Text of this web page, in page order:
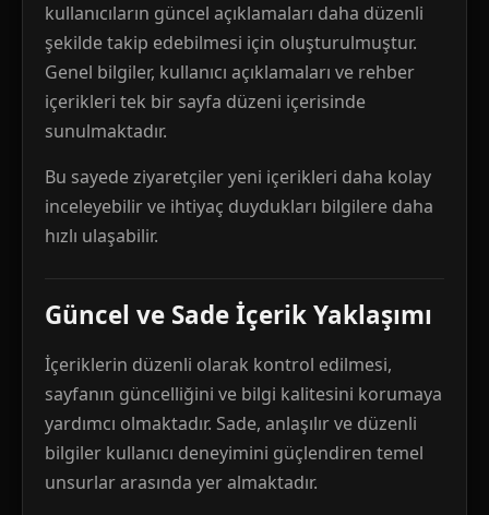
kullanıcıların güncel açıklamaları daha düzenli
şekilde takip edebilmesi için oluşturulmuştur.
Genel bilgiler, kullanıcı açıklamaları ve rehber
içerikleri tek bir sayfa düzeni içerisinde
sunulmaktadır.
Bu sayede ziyaretçiler yeni içerikleri daha kolay
inceleyebilir ve ihtiyaç duydukları bilgilere daha
hızlı ulaşabilir.
Güncel ve Sade İçerik Yaklaşımı
İçeriklerin düzenli olarak kontrol edilmesi,
sayfanın güncelliğini ve bilgi kalitesini korumaya
yardımcı olmaktadır. Sade, anlaşılır ve düzenli
bilgiler kullanıcı deneyimini güçlendiren temel
unsurlar arasında yer almaktadır.